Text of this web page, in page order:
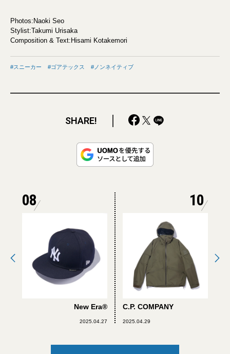
Photos:Naoki Seo
Stylist:Takumi Urisaka
Composition & Text:Hisami Kotakemori
スニーカー ゴアテックス ノンネイティブ
SHARE!
08
New Era®
2025.04.27
10
C.P. COMPANY
2025.04.29